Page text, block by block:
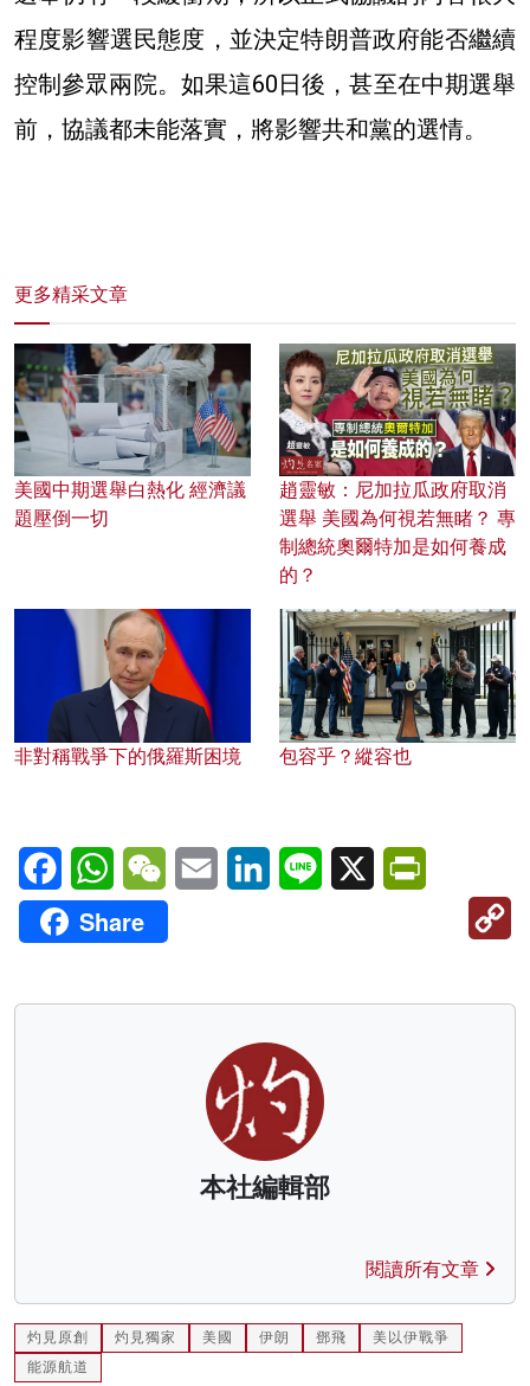
程度影響選民態度，並決定特朗普政府能否繼續
控制參眾兩院。如果這60日後，甚至在中期選舉
前，協議都未能落實，將影響共和黨的選情。
更多精采文章
美國中期選舉白熱化 經濟議
題壓倒一切
趙靈敏：尼加拉瓜政府取消
選舉 美國為何視若無睹？ 專
制總統奧爾特加是如何養成
的？
非對稱戰爭下的俄羅斯困境 包容乎？縱容也
FacebookWhatsAppWeChatEmail LinkedInLine X
Share
本社編輯部
閱讀所有文章
灼見原創 灼見獨家 美國 伊朗 鄧飛
美以伊戰爭
能源航道